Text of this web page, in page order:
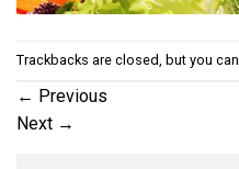
Trackbacks are closed, but you can
← Previous
Next →